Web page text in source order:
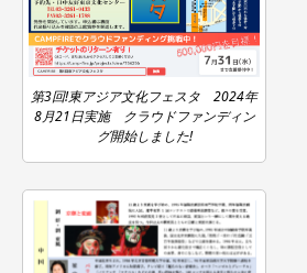
第3回!東アジア文化フェスタ 2024年
8月21日実施 クラウドファンディン
グ開始しました!